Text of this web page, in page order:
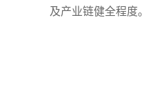
及产业链健全程度。